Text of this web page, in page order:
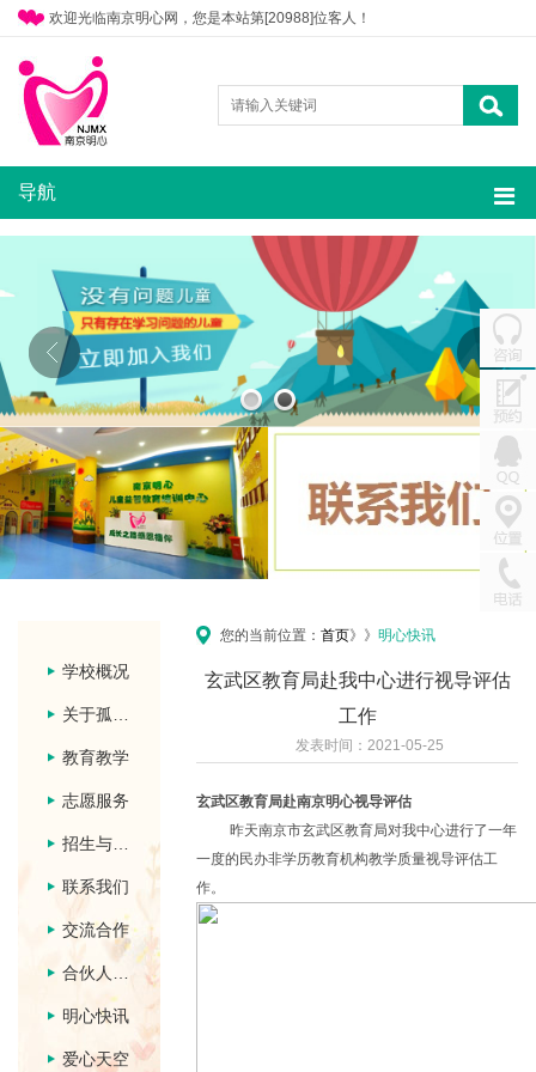
欢迎光临南京明心网，您是本站第[20988]位客人！
导航
学校概况
教育教学
志愿服务
联系我们
交流合作
明心快讯
爱心天空
您的当前位置：首页 》 》明心快讯
玄武区教育局赴我中心进行视导评估
工作
发表时间：2021-05-25
玄武区教育局赴南京明心视导评估
昨天南京市玄武区教育局对我中心进行了一年
一度的民办非学历教育机构教学质量视导评估工
作。